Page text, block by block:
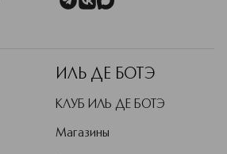
ИЛЬ ДЕ БОТЭ
КЛУБ ИЛЬ ДЕ БОТЭ
Магазины